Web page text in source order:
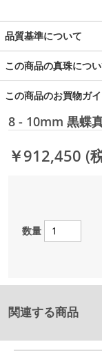
品質基準について
この商品の真珠につ
この商品のお買物ガ
8 - 10mm 黒蝶
￥912,450 (
数量
関連する商品